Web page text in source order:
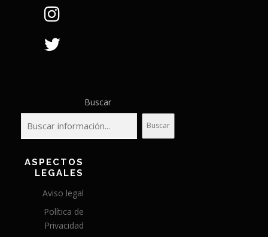
Buscar
Buscar
ASPECTOS
LEGALES
Aviso legal
Política de
Privacidad